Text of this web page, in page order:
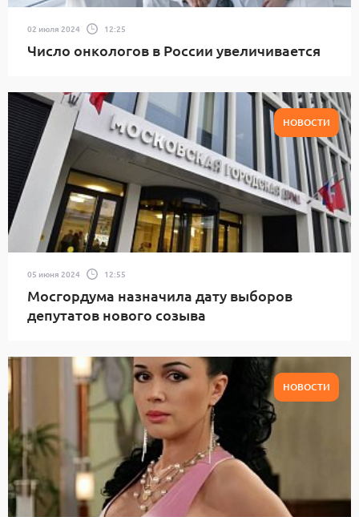
02 июля 2024 12:25
Число онкологов в России увеличивается
НОВОСТИ
05 июня 2024 12:55
Мосгордума назначила дату выборов
депутатов нового созыва
НОВОСТИ